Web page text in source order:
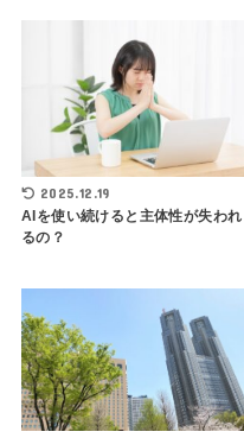
2025.12.19
AIを使い続けると主体性が失われ
るの？